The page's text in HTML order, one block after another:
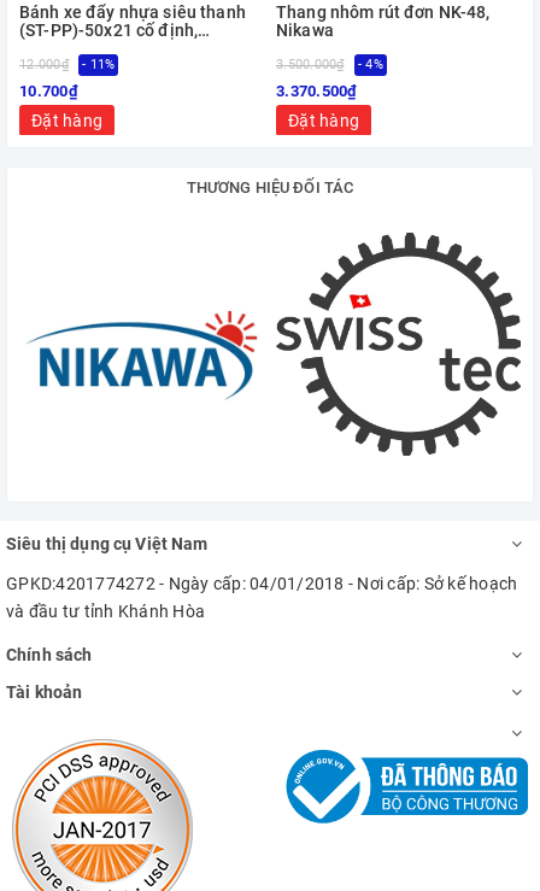
Bánh xe đẩy nhựa siêu thanh
(ST-PP)-50x21 cố định,
12.000₫ - 11%
10.700₫
Đặt hàng
Thang nhôm rút đơn NK-48,
Nikawa
3.500.000₫ - 4%
3.370.500₫
Đặt hàng
THƯƠNG HIỆU ĐỐI TÁC
Siêu thị dụng cụ Việt Nam
GPKD:4201774272 - Ngày cấp: 04/01/2018 - Nơi cấp: Sở kế hoạch
và đầu tư tỉnh Khánh Hòa
Chính sách
Tài khoản